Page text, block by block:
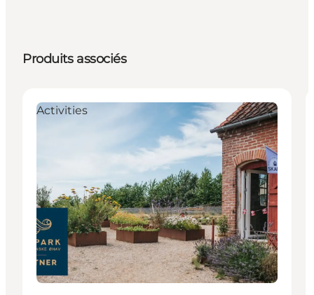
Produits associés
Activities